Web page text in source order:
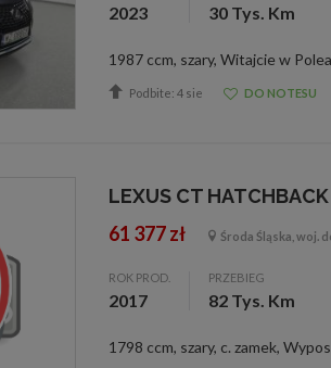
2023 30 Tys. Km
Podbite: 4 sie DO NOTESU
LEXUS CT HATCHBACK
61 377 zł Środa Śląska, woj.
ROK PROD.
2017
PRZEBIEG
82 Tys. Km